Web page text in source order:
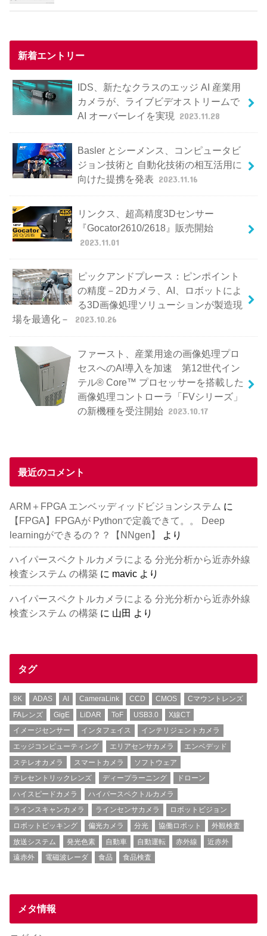
新着エントリー
IDS、新たなクラスのエッジ AI 産業用
カメラが、ライブビデオストリームで
AI オーバーレイを実現
2023.11.28
Basler とシーメンス、コンピュータビ
ジョン技術と 自動化技術の相互活用に
向けた提携を発表 2023.11.16
リンクス、超高精度3Dセンサー
『Gocator2610/2618』販売開始
2023.11.01
ピックアンドプレース：ピンポイント
の精度－2Dカメラ、AI、ロボットによ
る3D画像処理ソリューションが製造現
場を最適化－
2023.10.26
ファースト、産業用途の画像処理プロ
セスへのAI導入を加速 第12世代イン
テル® Core™ プロセッサーを搭載した
画像処理コントローラ「FVシリーズ」
の新機種を受注開始 2023.10.17
最近のコメント
ARM＋FPGA エンベッディッドビジョンシステム に
【FPGA】FPGAが Pythonで定義できて。。 Deep
learningができるの？？【NNgen】
より
ハイパースペクトルカメラによる 分光分析から近赤外線
検査システム の構築 に mavic より
ハイパースペクトルカメラによる 分光分析から近赤外線
検査システム の構築 に 山田 より
タグ
8K ADAS AI CameraLink CCD CMOS
Cマウントレンズ
FAレンズ
GigE LiDAR ToF USB3.0
X線CT
イメージセンサー
インタフェイス
インテリジェントカメラ
エッジコンピューティング
エリアセンサカメラ
エンベデッド
ステレオカメラ
スマートカメラ
ソフトウェア
テレセントリックレンズ
ディープラーニング
ドローン
ハイスピードカメラ
ハイパースペクトルカメラ
ラインスキャンカメラ
ラインセンサカメラ
ロボットビジョン
ロボットピッキング
偏光カメラ 分光 協働ロボット
外観検査
放送システム
発光色素 自動車 自動運転 赤外線
近赤外
遠赤外
電磁波レーダ 食品 食品検査
メタ情報